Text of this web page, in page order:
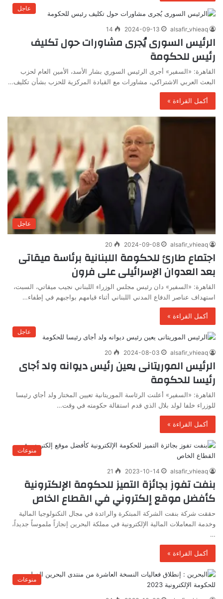
عاجل
alsafir_vhieaq
2024-09-13
14
الرئيس السورى يُجرى مشاورات حول تكليف
رئيس للحكومة
القاهرة: «السفير» أجرى الرئيس السوري بشار الأسد، الأمين العام لحزب
البعث العربي الاشتراكي، مشاورات مع القيادة المركزية للحزب بشأن تكليف…
أكمل القراءة »
عاجل
alsafir_vhieaq
2024-09-08
20
اجتماع طارئ للحكومة اللبنانية برئاسة ميقاتى
بعد العدوان الإسرائيلى على فرون
القاهرة: «السفير» دان رئيس مجلس الوزراء اللبناني نجيب ميقاتي، السبت،
استهداف عناصر الدفاع المدني اللبناني أثناء قيامهم بواجبهم في إطفاء…
أكمل القراءة »
عاجل
alsafir_vhieaq
2024-08-03
20
الرئيس الموريتانى يعين رئيس ديوانه ولد أجاى
رئيسا للحكومة
القاهرة: «السفير» أعلنت الرئاسة الموريتانية تعيين المختار ولد أجاي رئيسا
للوزراء خلفا لولد بلال الذي قدم استقالة حكومته في وقت…
أكمل القراءة »
منوعات
alsafir_vhieaq
2023-10-14
21
بنفت تفوز بجائزة التميز للحكومة الإلكترونية
كأفضل موقع إلكتروني في القطاع الخاص
حققت شركة بنفت الشركة المبتكرة والرائدة في مجال التكنولوجيا المالية
وخدمة المعاملات المالية الإلكترونية في مملكة البحرين إنجازاً ملموساً جديداً،
…
أكمل القراءة »
منوعات